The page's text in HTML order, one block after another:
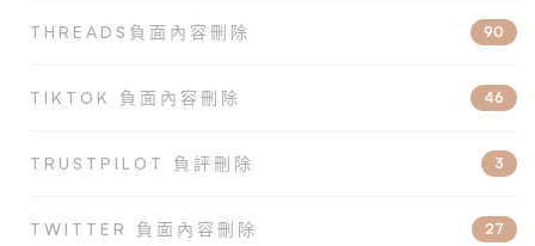
THREADS負面內容刪除 90
TIKTOK 負面內容刪除 46
TRUSTPILOT 負評刪除 3
TWITTER 負面內容刪除 27